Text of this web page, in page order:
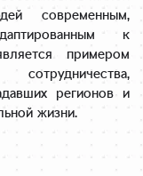
современным,
к
примером
регионов и
жизни.